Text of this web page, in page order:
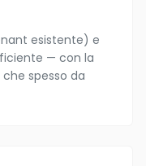
esistente) e
— con la
spesso da